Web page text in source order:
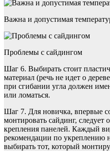
Важна и допустимая
Проблемы с сайдингом
Шаг 6. Выбирать стоит
материал (речь не идет о
при сгибании угла должен
или ломаться.
Шаг 7. Для новичка, впервые
монтировать сайдинг, следует
крепления панелей. Каждый
рекомендации по укреплению
выбирать тот, который